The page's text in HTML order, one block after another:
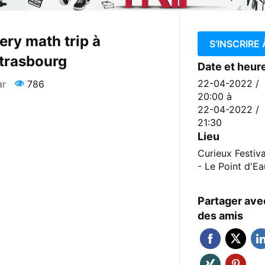
math trip à
786
S’INSCRIRE
Date et
22-04-2022 /
20:00 à
22-04-2022 /
21:30
Lieu
Curieux
- Le Point
Partager
des amis